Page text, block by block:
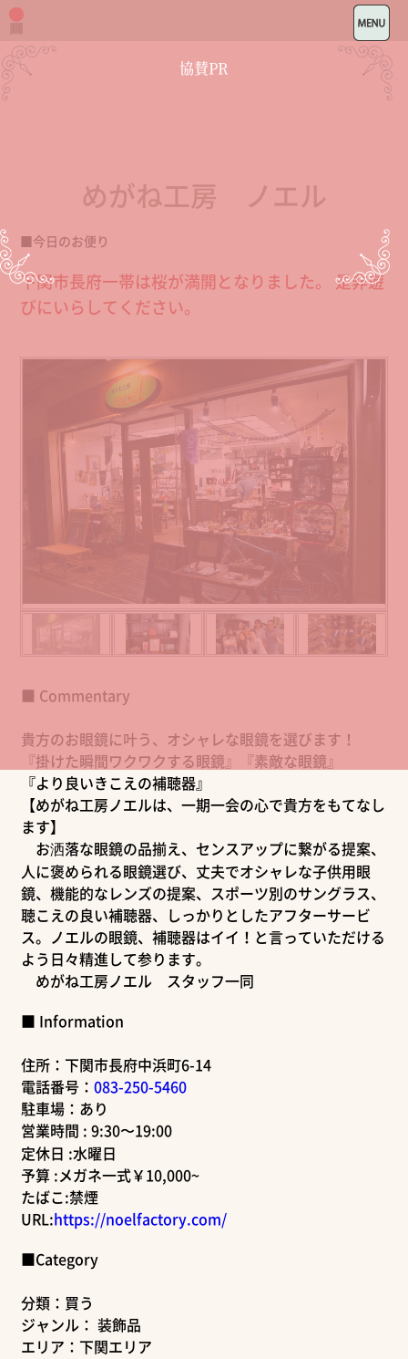
協賛PR
めがね工房 ノエル
■今日のお便り
下関市長府一帯は桜が満開となりました。 是非遊
びにいらしてください。
■ Commentary
貴方のお眼鏡に叶う、オシャレな眼鏡を選びます！
『掛けた瞬間ワクワクする眼鏡』『素敵な眼鏡』
『より良いきこえの補聴器』
【めがね工房ノエルは、一期一会の心で貴方をもてなし
ます】
お洒落な眼鏡の品揃え、センスアップに繋がる提案、
人に褒められる眼鏡選び、丈夫でオシャレな子供用眼
鏡、機能的なレンズの提案、スポーツ別のサングラス、
聴こえの良い補聴器、しっかりとしたアフターサービ
ス。ノエルの眼鏡、補聴器はイイ！と言っていただける
よう日々精進して参ります。
めがね工房ノエル スタッフ一同
■ Information
住所：下関市長府中浜町6-14
電話番号：083-250-5460
駐車場：あり
営業時間 : 9:30〜19:00
定休日 :水曜日
予算 :メガネ一式￥10,000~
たばこ:禁煙
URL:https://noelfactory.com/
■Category
分類：買う
ジャンル： 装飾品
エリア：下関エリア